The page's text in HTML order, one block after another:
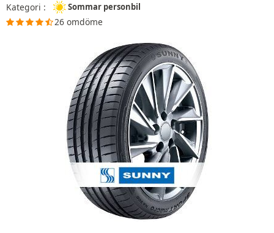
Kategori : Sommar personbil
26 omdöme